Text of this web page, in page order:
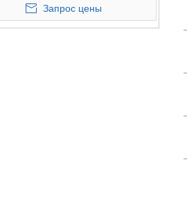
Запрос цены